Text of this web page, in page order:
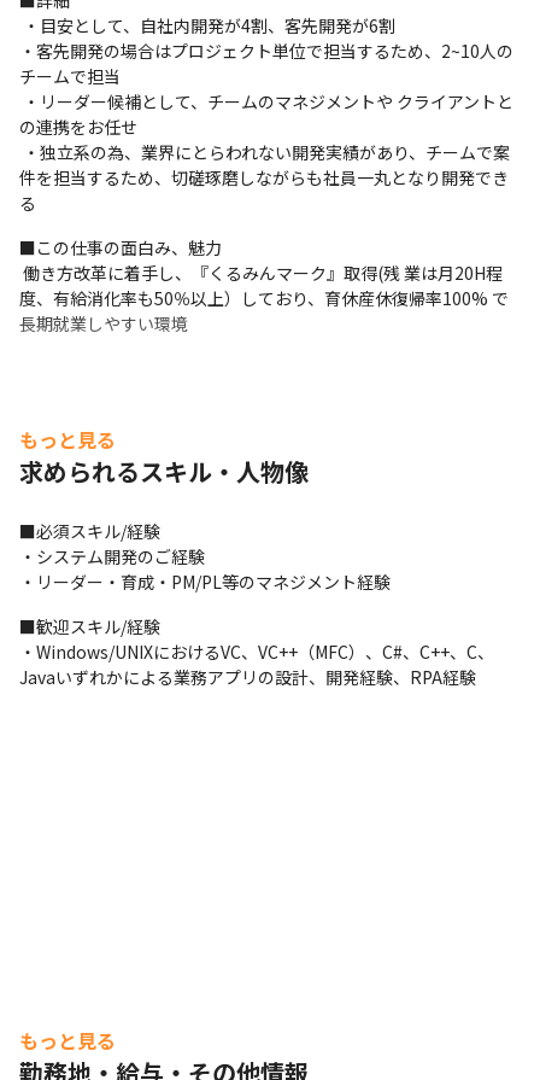
・客先開発の場合はプロジェクト単位で担当するため、2~10人の
チームで担当
の連携をお任せ
件を担当するため、切磋琢磨しながらも社員一丸となり開発でき
る
■この仕事の面白み、魅力
度、有給消化率も50％以上）しており、育休産休復帰率100% で
長期就業しやすい環境
もっと見る
求められるスキル・人物像
■必須スキル/経験
・システム開発のご経験
・リーダー・育成・PM/PL等のマネジメント経験
■歓迎スキル/経験
・Windows/UNIXにおけるVC、VC++（MFC）、C#、C++、C、
Javaいずれかによる業務アプリの設計、開発経験、RPA経験
もっと見る
勤務地・給与・その他情報